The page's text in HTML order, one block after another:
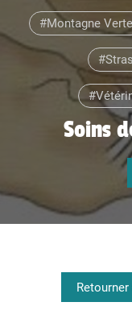
Montagne Verte
Soins